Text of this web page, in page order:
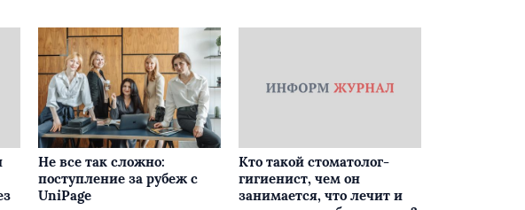
Не все так сложно:
поступление за рубеж с
UniPage
Кто такой стоматолог-
гигиенист, чем он
занимается, что лечит и